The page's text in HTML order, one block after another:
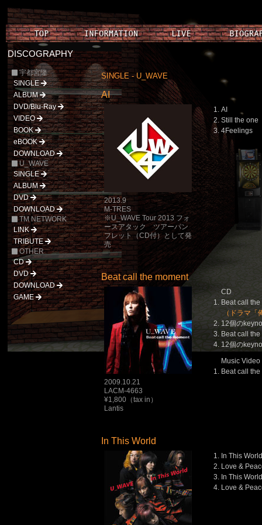
DISCOGRAPHY
宇都宮隆
SINGLE
ALBUM
DVD/Blu-Ray
VIDEO
BOOK
eBOOK
DOWNLOAD
U_WAVE
SINGLE
ALBUM
DVD
DOWNLOAD
TM NETWORK
LINK
TRIBUTE
OTHER
CD
DVD
DOWNLOAD
GAME
SINGLE - U_WAVE
AI
2013.9
M-TRES
※U_WAVE Tour 2013 フォ
ースアタック ツアーパン
フレット（CD付）として発
売
AI
Still the one
4Feelings
Beat call the moment
2009.10.21
LACM-4663
¥1,800（tax in）
Lantis
CD
Beat call
（ドラマ
12個の
Beat call
12個の
Music Video
Beat call
In This World
In This World
Love &
In This World
Love &